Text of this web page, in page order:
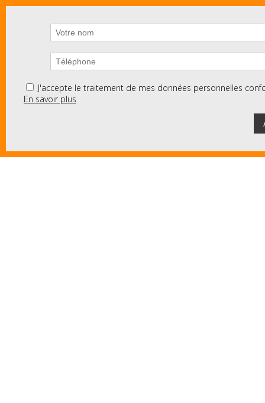
J'accepte le traitement de mes données personnelles
En savoir plus